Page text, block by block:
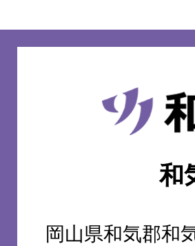
和
気
和
岡山県和気郡和